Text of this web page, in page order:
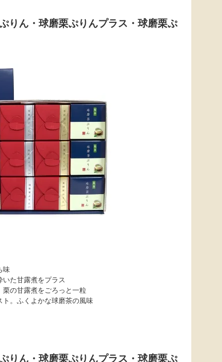
りん・球磨栗ぷりんプラス・球磨栗ぷ
味
た甘露煮をプラス
の甘露煮をごろっと一粒
。ふくよかな球磨茶の風味
りん・球磨栗ぷりんプラス・球磨栗ぷ